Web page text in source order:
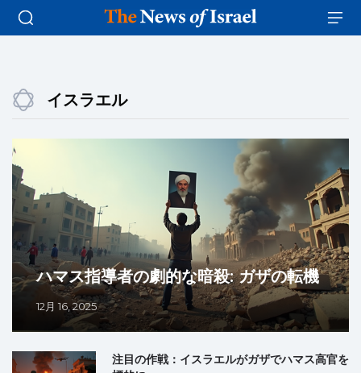
イスラエル
ハマス指導者の劇的な暗殺: ガザの転機
12月 16, 2025
注目の作戦：イスラエルがガザでハマス高官を